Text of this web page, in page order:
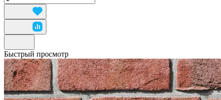
Быстрый просмотр